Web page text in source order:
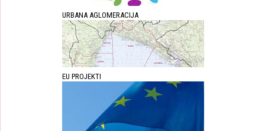
URBANA AGLOMERACIJA
EU PROJEKTI